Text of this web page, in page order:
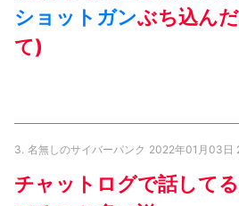
ショットガンぶち込ん
て)
3. 名無しのサイバーパンク 2022年01月03日
チャットログで話して